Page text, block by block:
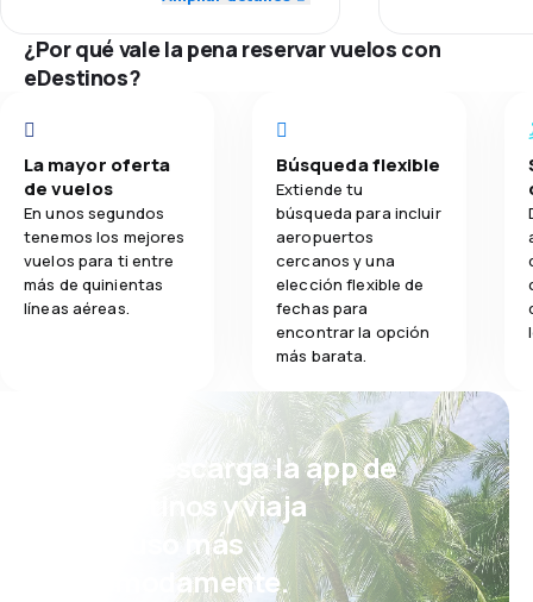
5.0
Red de conexiones 5.0
5.0
Comodidad de viaje 5.0
Transporte de equipaje 5.0
Comidas 5.0
Red de
Comodidad
Transporte
¿Por qué vale la pena reservar vuelos con
eDestinos?
La mayor oferta
de vuelos
En unos segundos
tenemos los mejores
vuelos para ti entre
más de quinientas
líneas aéreas.
Búsqueda flexible
Extiende tu
búsqueda para incluir
aeropuertos
cercanos y una
elección flexible de
fechas para
encontrar la opción
más barata.
¡Eh! Descarga la app de
eDestinos y viaja
incluso más
cómodamente.